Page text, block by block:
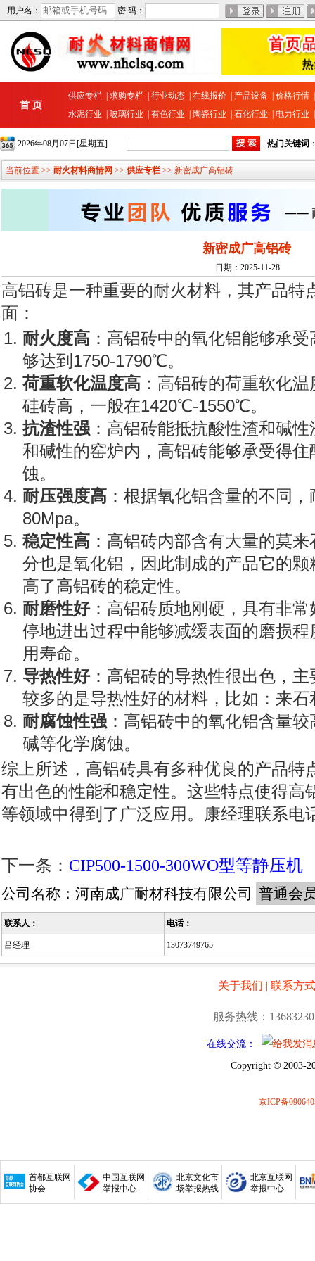
用户名： 密 码：
首 页
供应专栏 求购专栏 行业动态 在线报价 产品设备 价格行情
水泥行业
玻璃行业 有色行业 陶瓷行业 石化行业 电力行业
2026年08月07日[星期五] 热门关键词
当前位置 >> 耐火材料商情网 >> 供应专栏 >> 新密成广高铝砖
新密成广高铝砖
日期：2025-11-28
高铝砖是一种重要的耐火材料，其产品特
面：
耐火度高 ：高铝砖中的氧化铝能够承
够达到1750-1790℃。
荷重软化温度高 ：高铝砖的荷重软化
硅砖高，一般在1420℃-1550℃。
抗渣性强 ：高铝砖能抵抗酸性渣和碱
和碱性的窑炉内，高铝砖能够承受得
蚀。
耐压强度高 ：根据氧化铝含量的不同
80Mpa。
稳定性高 ：高铝砖内部含有大量的莫
分也是氧化铝，因此制成的产品它的
高了高铝砖的稳定性。
耐磨性好：高铝砖质地刚硬，具有非
停地进出过程中能够减缓表面的磨损
用寿命。
导热性好：高铝砖的导热性很出色，
较多的是导热性好的材料，比如：来
耐腐蚀性强 ：高铝砖中的氧化铝含量
碱等化学腐蚀。
综上所述，高铝砖具有多种优良的产品特
有出色的性能和稳定性。这些特点使得高
等领域中得到了广泛应用。康经理联系电
下一条： CIP500-1500-300WO型等静压机
公司名称： 河南成广耐材科技有限公司 普通会
联系人： 电话：
吕经理 13073749765
关于我们 | 联系方式
服务热线：
在线交流：
Copyright © 2003-
京ICP备
首都互联网
协会
中国互联网
举报中心
北京文化市
场举报热线
北京互联网
举报中心